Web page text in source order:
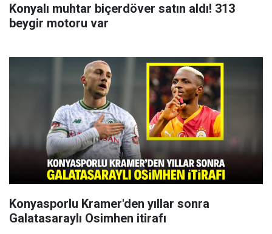
Konyalı muhtar biçerdöver satın aldı! 313
beygir motoru var
Konyasporlu Kramer'den yıllar sonra
Galatasaraylı Osimhen itirafı